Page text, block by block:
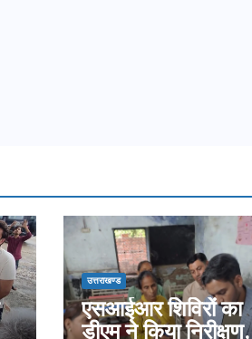
उत्तराखण्ड
एसआईआर शिविरों का
डीएम ने किया निरीक्षण,